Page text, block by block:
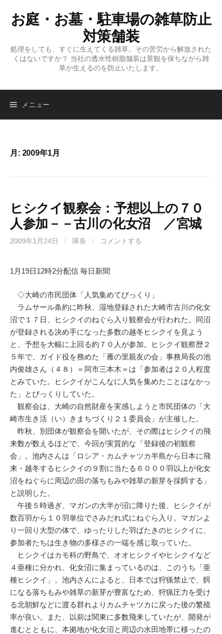
キ
お庭・お墓・駐車場の雑草防止
対策舗装
処理をしても、すぐに生えてくる雑草。その苦労から解放された
くはないですか？ 当社の透水性樹脂舗装は景観を保ちながら雑
草が生えるのを防止いたします。
メニュー
月: 2009年1月
ヒシクイ観察会：予想以上の７０
人参加－－古川の化女沼 ／宮城
2009年1月24日 / 隊長 / コメントする
1月19日12時2分配信 毎日新聞
◇大崎の市民団体「人気集めてびっくり」
ラムサール条約に昨秋、湿地登録された大崎市古川の化女
沼で１７日、ヒシクイのねぐら入り観察会が行われた。同沼
が登録される決め手になった多数の越冬ヒシクイを見よう
と、予想を大幅に上回る約７０人が参加。ヒシクイ観察歴２
５年で、ガイド役を務めた「雁の里親友の会」事務局長の池
内俊雄さん（４８）＝同市三本木＝は「参加者は２０人程度
とみていた。ヒシクイがこんなに人気を集めたことはなかっ
た」とびっくりしていた。
観察会は、大崎の自然財産を実感しようと市民団体の「大
崎市生き活（い）きまちづくり２１委員会」が主催した。
昨秋、別団体が観察会を開いたが、その際はヒシクイの飛
来数が数えるほどで、今回が実質的な「登録後の初観察
会」。池内さんは「ロシア・カムチャツカ半島から日本に飛
来・越冬するヒシクイの９割に当たる６０００羽以上が化女
沼をねぐらに周辺の田の落ちもみや雑草の新芽を採餌する」
と説明した。
午後５時過ぎ、マガンの大半が沼に降りた後、ヒシクイが
数百羽から１０羽単位でさみだれ式にねぐら入り。マガンよ
り一回り大型の体で、ゆったりした羽ばたきのヒシクイに、
参加者たちは生き物の多様さの一端を感じ取っていた。
ヒシクイはカモ科の野鳥で、オオヒシクイやヒシクイなど
４亜種に分かれ、化女沼に集まっているのは、このうち「亜
種ヒシクイ」。池内さんによると、日本では狩猟禁止で、餌
になる落ちもみや雑草の新芽が豊富なため、狩猟圧力を受け
る北朝鮮などに渡る群れよりカムチャツカに戻った後の繁殖
率が良い。また、以前は関東に多数飛来していたが、開発が
進むとともに、本拠地が化女沼と周辺の水田地帯に移ったの